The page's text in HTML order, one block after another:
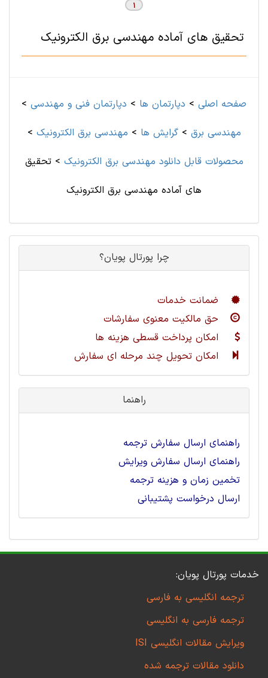
1
تحقیق های آماده مهندسی برق الکترونیک
صفحه اصلی > دپارتمان ها > دپارتمان فنی و مهندسی >
مهندسی برق >گرایش ها > مهندسی برق الکترونیک >
محصولات قابل دانلود مهندسی برق الکترونیک >تحقیق
های آماده مهندسی برق الکترونیک
چرا پورتال پویان؟
ضمانت خدمات
حق مالکیت معنوی سفارشات
امکان پرداخت قسطی هزینه ها
امکان تحویل چند مرحله ای سفارش
راهنما
راهنمای ارسال سفارش ترجمه
راهنمای ارسال سفارش ویرایش
تخمین زمان و هزینه ترجمه
ارسال درخواست پشتیبانی
خدمات پورتال پویان:
ترجمه انگلیسی به فارسی
ترجمه فارسی به انگلیسی
ویرایش مقالات انگلیسی ISI
دانلود مقالات ترجمه شده